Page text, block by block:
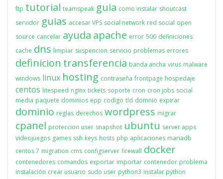
ftp tutorial teamspeak guia como instalar shoutcast
servidor guias accesar VPS social network red social open
source cancelar ayuda apache error 500 definiciones
cache dns limpiar suspencion servicio problemas errores
definicion transferencia banda ancha virus malware
windows linux hosting contraseña frontpage hospedaje
centos litespeed nginx tickets soporte cron cron jobs social
media paquete dominios epp codigo tld domnio expirar
dominio reglas derechos wordpress migrar
cpanel proteccion user snapshot ubuntu server apps
videojuegos games ssh keys hosts php aplicaciones mariadb
centos 7 migration cms configserver firewall docker
contenedores comandos exportar importar contenedor problema
instalación crear usuario sudo user python3 instalar python